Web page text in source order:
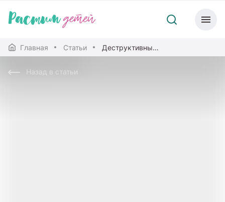
Главная Статьи Деструктивный медиаконтент
Назад в статьи